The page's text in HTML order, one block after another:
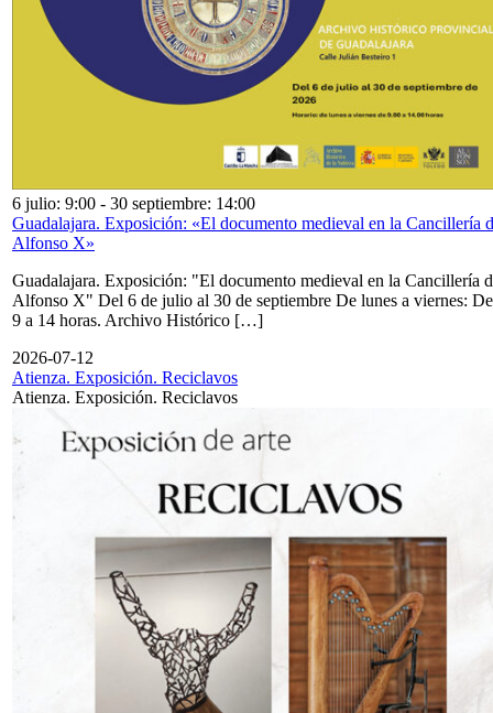
6 julio: 9:00 - 30 septiembre: 14:00
Guadalajara. Exposición: «El documento medieval en la Cancillería
Alfonso X»
Guadalajara. Exposición: "El documento medieval en la Cancillería
Alfonso X" Del 6 de julio al 30 de septiembre De lunes a viernes: De
9 a 14 horas. Archivo Histórico […]
2026-07-12
Atienza. Exposición. Reciclavos
Atienza. Exposición. Reciclavos